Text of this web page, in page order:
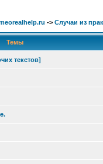
-> Случаи из
Темы
текстов]